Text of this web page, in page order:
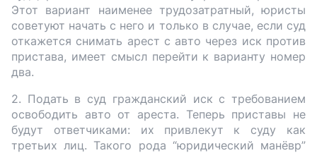
Этот вариант наименее трудозатратный, юристы
советуют начать с него и только в случае, если суд
откажется снимать арест с авто через иск против
пристава, имеет смысл перейти к варианту номер
два.
2. Подать в суд гражданский иск с требованием
освободить авто от ареста. Теперь приставы не
будут ответчиками: их привлекут к суду как
третьих лиц. Такого рода “юридический манёвр”